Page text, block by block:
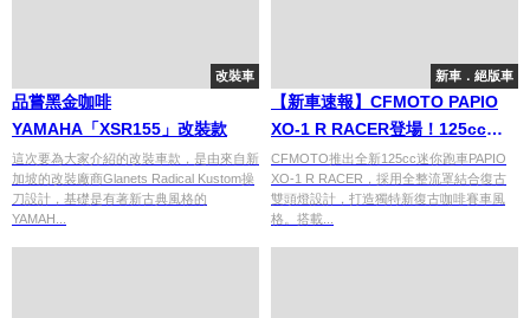
改裝車
品嘗黑金咖啡
YAMAHA「XSR155」改裝款
這次要為大家介紹的改裝車款，是由來自新
加坡的改裝廠商Glanets Radical Kustom操
刀設計，基礎是有著新古典風格的
YAMAH...
新車．絕版車
【新車速報】CFMOTO PAPIO
XO-1 R RACER登場！125cc全
整流罩迷你耐力賽車 售價40.15萬
日圓起
CFMOTO推出全新125cc迷你跑車PAPIO
XO-1 R RACER，採用全整流罩結合復古
雙頭燈設計，打造獨特新復古咖啡賽車風
格。搭載...